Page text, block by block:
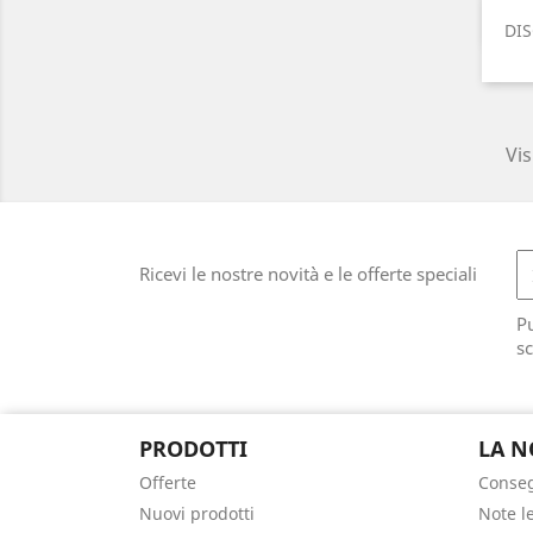
Ricevi le nostre novità e le offerte speciali
PRODOTTI
Offerte
Nuovi prodotti
LA
Note